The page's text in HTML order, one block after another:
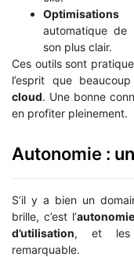
Optimisations
automatique de
son plus clair.
Ces outils sont
l’esprit que
cloud. Une bonne
en profiter pleinement.
Autonomie :
S’il y a bien un
brille, c’est l’autonomie
d’utilisation, et les
remarquable.